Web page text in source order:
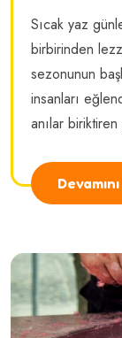
Sıcak yaz
birbirinden
sezonunun
insanları
anılar